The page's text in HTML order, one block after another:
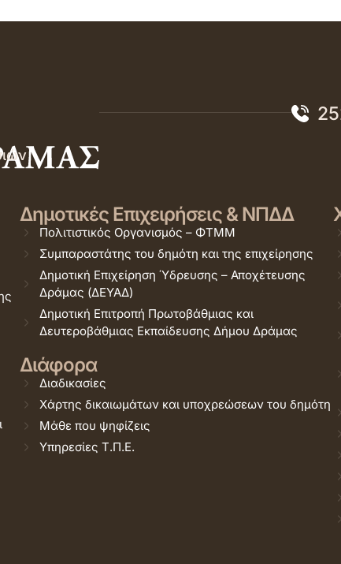
Δημοτικές Επιχειρήσεις & ΝΠΔΔ
Πολιτιστικός Οργανισμός – ΦΤΜΜ
Συμπαραστάτης του δημότη και της επιχείρησης
Δημοτική Επιχείρηση Ύδρευσης – Αποχέτευσης
Δράμας (ΔΕΥΑΔ)
Δημοτική Επιτροπή Πρωτοβάθμιας και
Δευτεροβάθμιας Εκπαίδευσης Δήμου Δράμας
Διάφορα
Διαδικασίες
Χάρτης δικαιωμάτων και υποχρεώσεων του δημότη
Μάθε που ψηφίζεις
Υπηρεσίες Τ.Π.Ε.